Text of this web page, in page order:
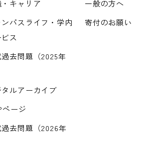
キャリア
ンパスライフ・学内
ス
過去問題（2025年
タルアーカイブ
ページ
過去問題（2026年
一般の方へ
寄付のお願い